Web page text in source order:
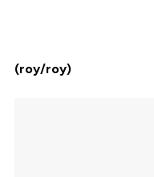
(roy/roy)